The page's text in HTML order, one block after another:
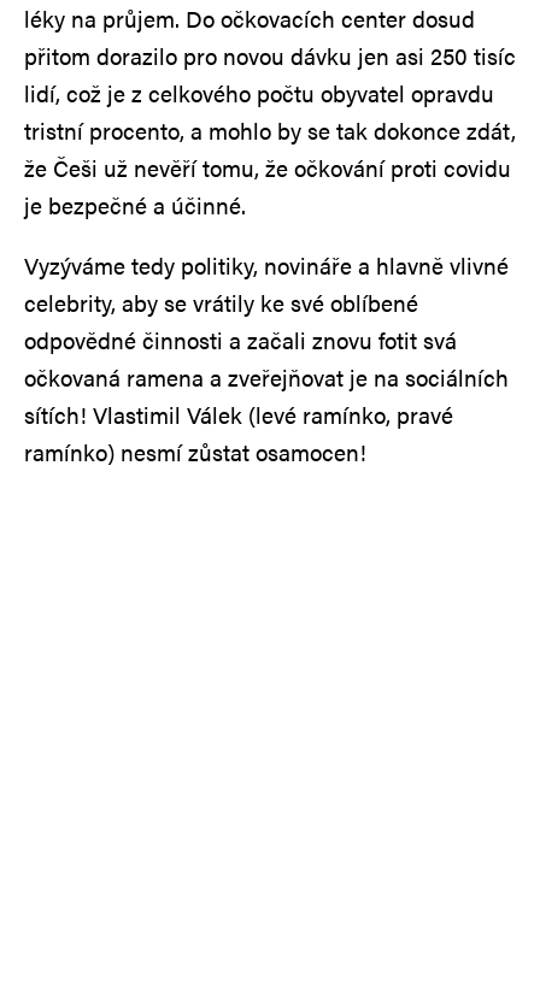
léky na průjem. Do očkovacích center dosud
přitom dorazilo pro novou dávku jen asi 250 tisíc
lidí, což je z celkového počtu obyvatel opravdu
tristní procento, a mohlo by se tak dokonce zdát,
že Češi už nevěří tomu, že očkování proti covidu
je bezpečné a účinné.
Vyzýváme tedy politiky, novináře a hlavně vlivné
celebrity, aby se vrátily ke své oblíbené
odpovědné činnosti a začali znovu fotit svá
očkovaná ramena a zveřejňovat je na sociálních
sítích! Vlastimil Válek (levé ramínko, pravé
ramínko) nesmí zůstat osamocen!